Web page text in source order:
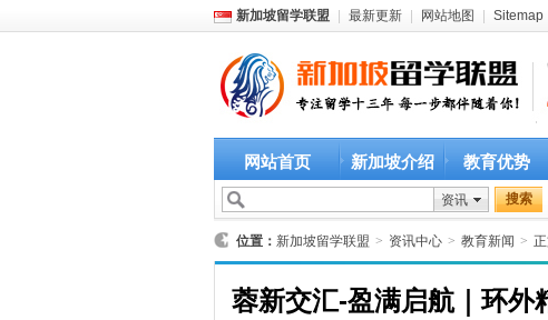
新加坡留学联盟 最新更新 网站地图 Sitemap
网站首页 新加坡介绍 教育优势
资讯
位置： 新加坡留学联盟 > 资讯中心 > 教育新闻 >
蓉新交汇-盈满启航｜环外